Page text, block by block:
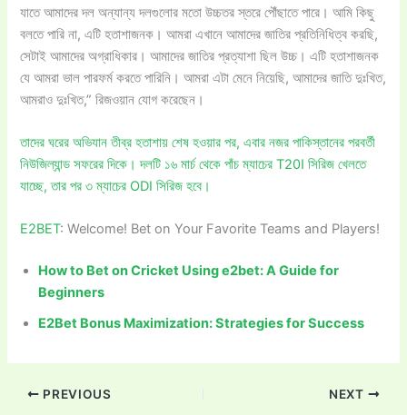
যাতে আমাদের দল অন্যান্য দলগুলোর মতো উচ্চতর স্তরে পৌঁছাতে পারে। আমি কিছু
বলতে পারি না, এটি হতাশাজনক। আমরা এখানে আমাদের জাতির প্রতিনিধিত্ব করছি,
সেটাই আমাদের অগ্রাধিকার। আমাদের জাতির প্রত্যাশা ছিল উচ্চ। এটি হতাশাজনক
যে আমরা ভাল পারফর্ম করতে পারিনি। আমরা এটা মেনে নিয়েছি, আমাদের জাতি দুঃখিত,
আমরাও দুঃখিত,” রিজওয়ান যোগ করেছেন।
তাদের ঘরের অভিযান তীব্র হতাশায় শেষ হওয়ার পর, এবার নজর পাকিস্তানের পরবর্তী
নিউজিল্যান্ড সফরের দিকে। দলটি ১৬ মার্চ থেকে পাঁচ ম্যাচের T20I সিরিজ খেলতে
যাচ্ছে, তার পর ৩ ম্যাচের ODI সিরিজ হবে।
E2BET: Welcome! Bet on Your Favorite Teams and Players!
How to Bet on Cricket Using e2bet: A Guide for
Beginners
E2Bet Bonus Maximization: Strategies for Success
PREVIOUS NEXT